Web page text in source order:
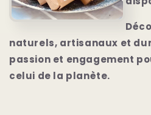
naturels, artisanaux et
passion et engagement
celui de la planète.